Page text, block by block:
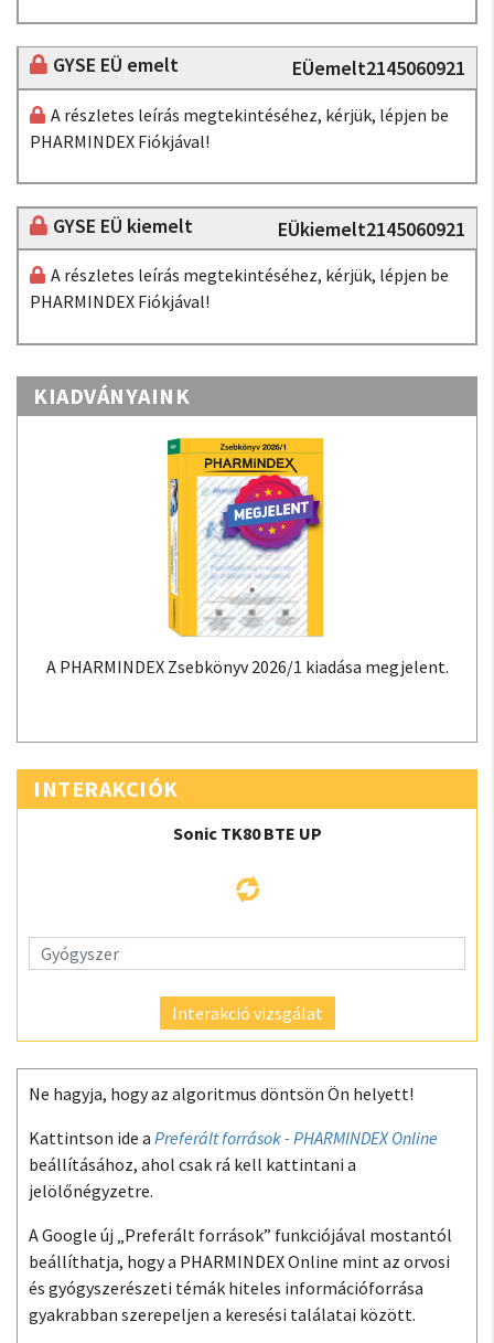
GYSE EÜ emelt EÜemelt2145060921
A részletes leírás megtekintéséhez, kérjük, lépjen be
PHARMINDEX Fiókjával!
GYSE EÜ kiemelt EÜkiemelt2145060921
A részletes leírás megtekintéséhez, kérjük, lépjen be
PHARMINDEX Fiókjával!
KIADVÁNYAINK
A PHARMINDEX Zsebkönyv 2026/1 kiadása megjelent.
INTERAKCIÓK
Sonic TK80 BTE UP
Interakció vizsgálat
Ne hagyja, hogy az algoritmus döntsön Ön helyett!
Kattintson ide a Preferált források - PHARMINDEX Online
beállításához, ahol csak rá kell kattintani a
jelölőnégyzetre.
A Google új „Preferált források” funkciójával mostantól
beállíthatja, hogy a PHARMINDEX Online mint az orvosi
és gyógyszerészeti témák hiteles információforrása
gyakrabban szerepeljen a keresési találatai között.